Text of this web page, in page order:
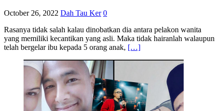
October 26, 2022 Dah Tau Ker 0
Rasanya tidak salah kalau dinobatkan dia antara pelakon wanita
yang memiliki kecantikan yang asli. Maka tidak hairanlah walaupun
telah bergelar ibu kepada 5 orang anak, […]